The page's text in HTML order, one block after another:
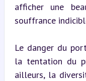
afficher une
souffrance
Le danger du
la tentation du
ailleurs, la